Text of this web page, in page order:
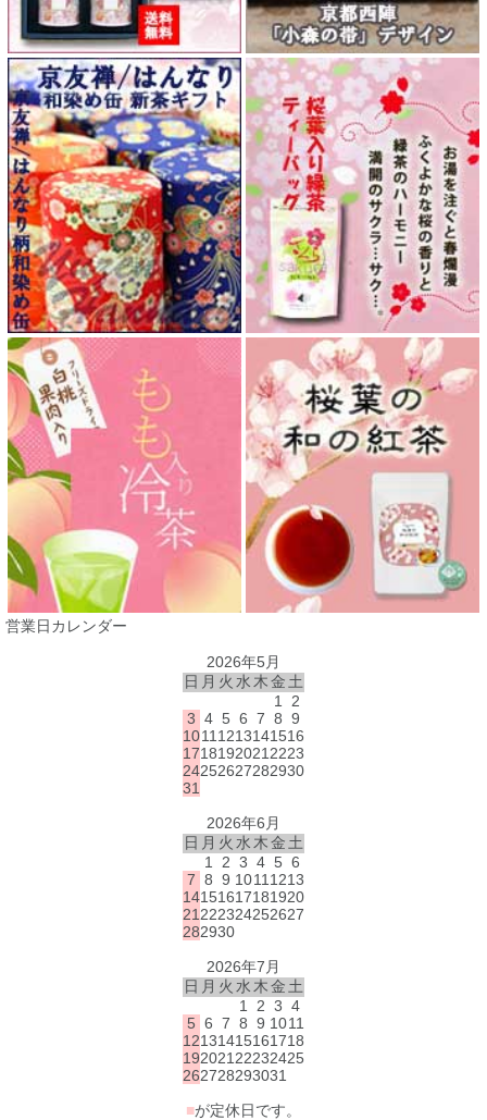
営業日カレンダー
2026年5月
日 月 火 水木金土
1 2
3 4 5 6 7 8 9
10111213141516
17181920212223
24252627282930
31
2026年6月
日 月 火 水木金土
1 2 3 4 5 6
7 8 9 10111213
14151617181920
21222324252627
282930
2026年7月
日 月 火 水木金土
1 2 3 4
5 6 7 8 9 1011
12131415161718
19202122232425
262728293031
■が定休日です。